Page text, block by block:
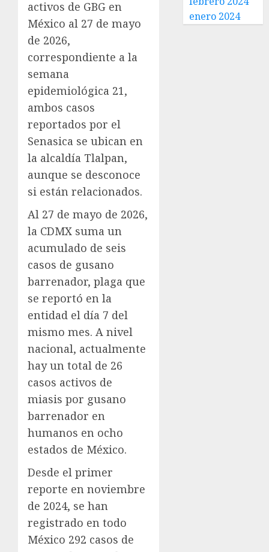
activos de GBG en
México al 27 de mayo
de 2026,
correspondiente a la
semana
epidemiológica 21,
ambos casos
reportados por el
Senasica se ubican en
la alcaldía Tlalpan,
aunque se desconoce
si están relacionados.
Al 27 de mayo de 2026,
la CDMX suma un
acumulado de seis
casos de gusano
barrenador, plaga que
se reportó en la
entidad el día 7 del
mismo mes. A nivel
nacional, actualmente
hay un total de 26
casos activos de
miasis por gusano
barrenador en
humanos en ocho
estados de México.
Desde el primer
reporte en noviembre
de 2024, se han
registrado en todo
México 292 casos de
enero 2024